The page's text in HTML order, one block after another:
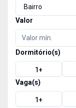
Bairro
Valor
Dormitório(s)
1+
Vaga(s)
1+